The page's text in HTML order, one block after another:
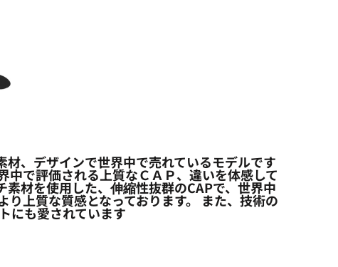
、デザインで世界中で売れているモデルです
で評価される上質なＣＡＰ、違いを体感して
材を使用した、伸縮性抜群のCAPで、世界中
上質な質感となっております。 また、技術の
にも愛されています